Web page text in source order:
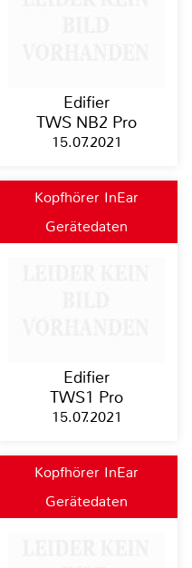
Edifier
TWS NB2 Pro
15.07.2021
Kopfhörer InEar
Gerätedaten
Edifier
TWS1 Pro
15.07.2021
Kopfhörer InEar
Gerätedaten